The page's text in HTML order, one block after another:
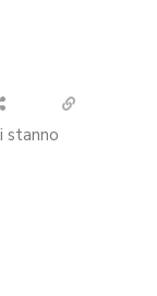
stanno